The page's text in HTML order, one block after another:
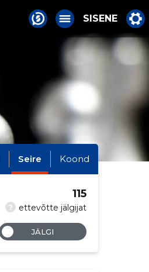
SISENE
Seire Koond
? ettevõtte jälgijat
115
JÄLGI